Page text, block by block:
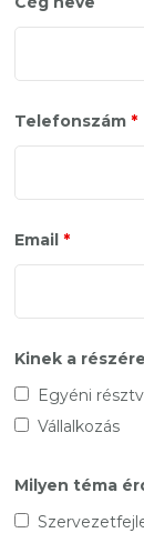
Telefonszám *
Email *
Kinek a
Egyéni
Vállalkozás
Milyen téma